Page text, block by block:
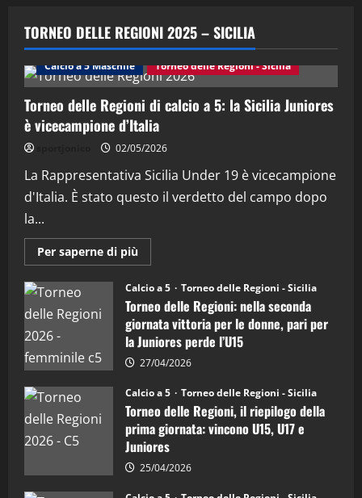
2
“SportEmpire” in Podcast: 29^ Puntata
(Martedi 28 Aprile 2026)
28/04/2026
3
"SportEmpire" in Podcast
“SportEmpire” in Podcast: 28^ Puntata
(Martedi 21 Aprile 2026)
21/04/2026
4
(Martedi 14 Aprile 2026)
5
"SportEmpire" in Podcast
“SportEmpire” in Podcast: 26^ Puntata
(Martedi 07 Aprile 2026)
TORNEO DELLE REGIONI 2025 – SICILIA
Calcio a 5 Maschile Torneo delle Regioni - Sicilia
Torneo delle Regioni di calcio a 5: la Sicilia Juniores
è vicecampione d’Italia
02/05/2026
La Rappresentativa Sicilia Under 19 è vicecampione
d'Italia. È stato questo il verdetto del campo dopo
la...
Per saperne di più
informazioni
Torneo
delle
Regioni
di
calcio
a
5:
la
Juniores
è
vicecampione
d’Italia
Calcio a 5 Torneo delle Regioni - Sicilia
Torneo delle Regioni: nella seconda
giornata vittoria per le donne, pari per
la Juniores perde l’U15
27/04/2026
Calcio a 5 Torneo delle Regioni - Sicilia
Torneo delle Regioni, il riepilogo della
prima giornata: vincono U15, U17 e
Juniores
25/04/2026